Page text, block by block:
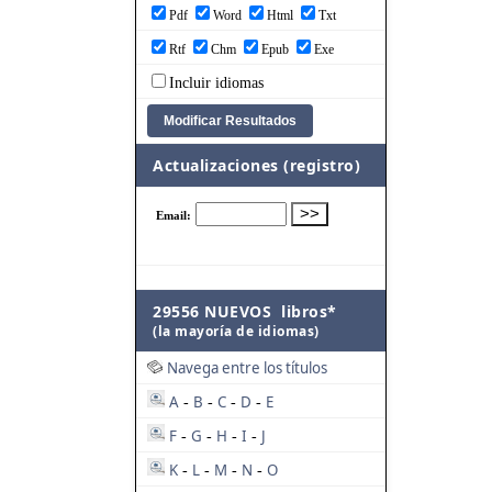
Pdf Word Html Txt
Rtf Chm Epub Exe
Incluir idiomas
Actualizaciones (registro)
29556 NUEVOS libros*
(la mayoría de idiomas)
Navega entre los títulos
A - B - C - D - E
F - G - H - I - J
K - L - M - N - O